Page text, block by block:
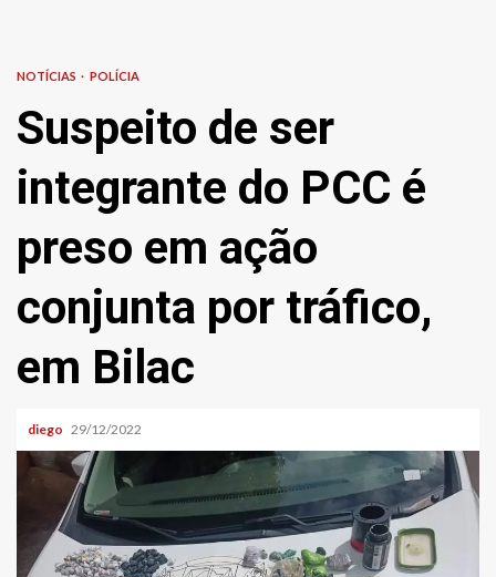
NOTÍCIAS POLÍCIA
Suspeito de ser
integrante do PCC é
preso em ação
conjunta por tráfico,
em Bilac
diego 29/12/2022